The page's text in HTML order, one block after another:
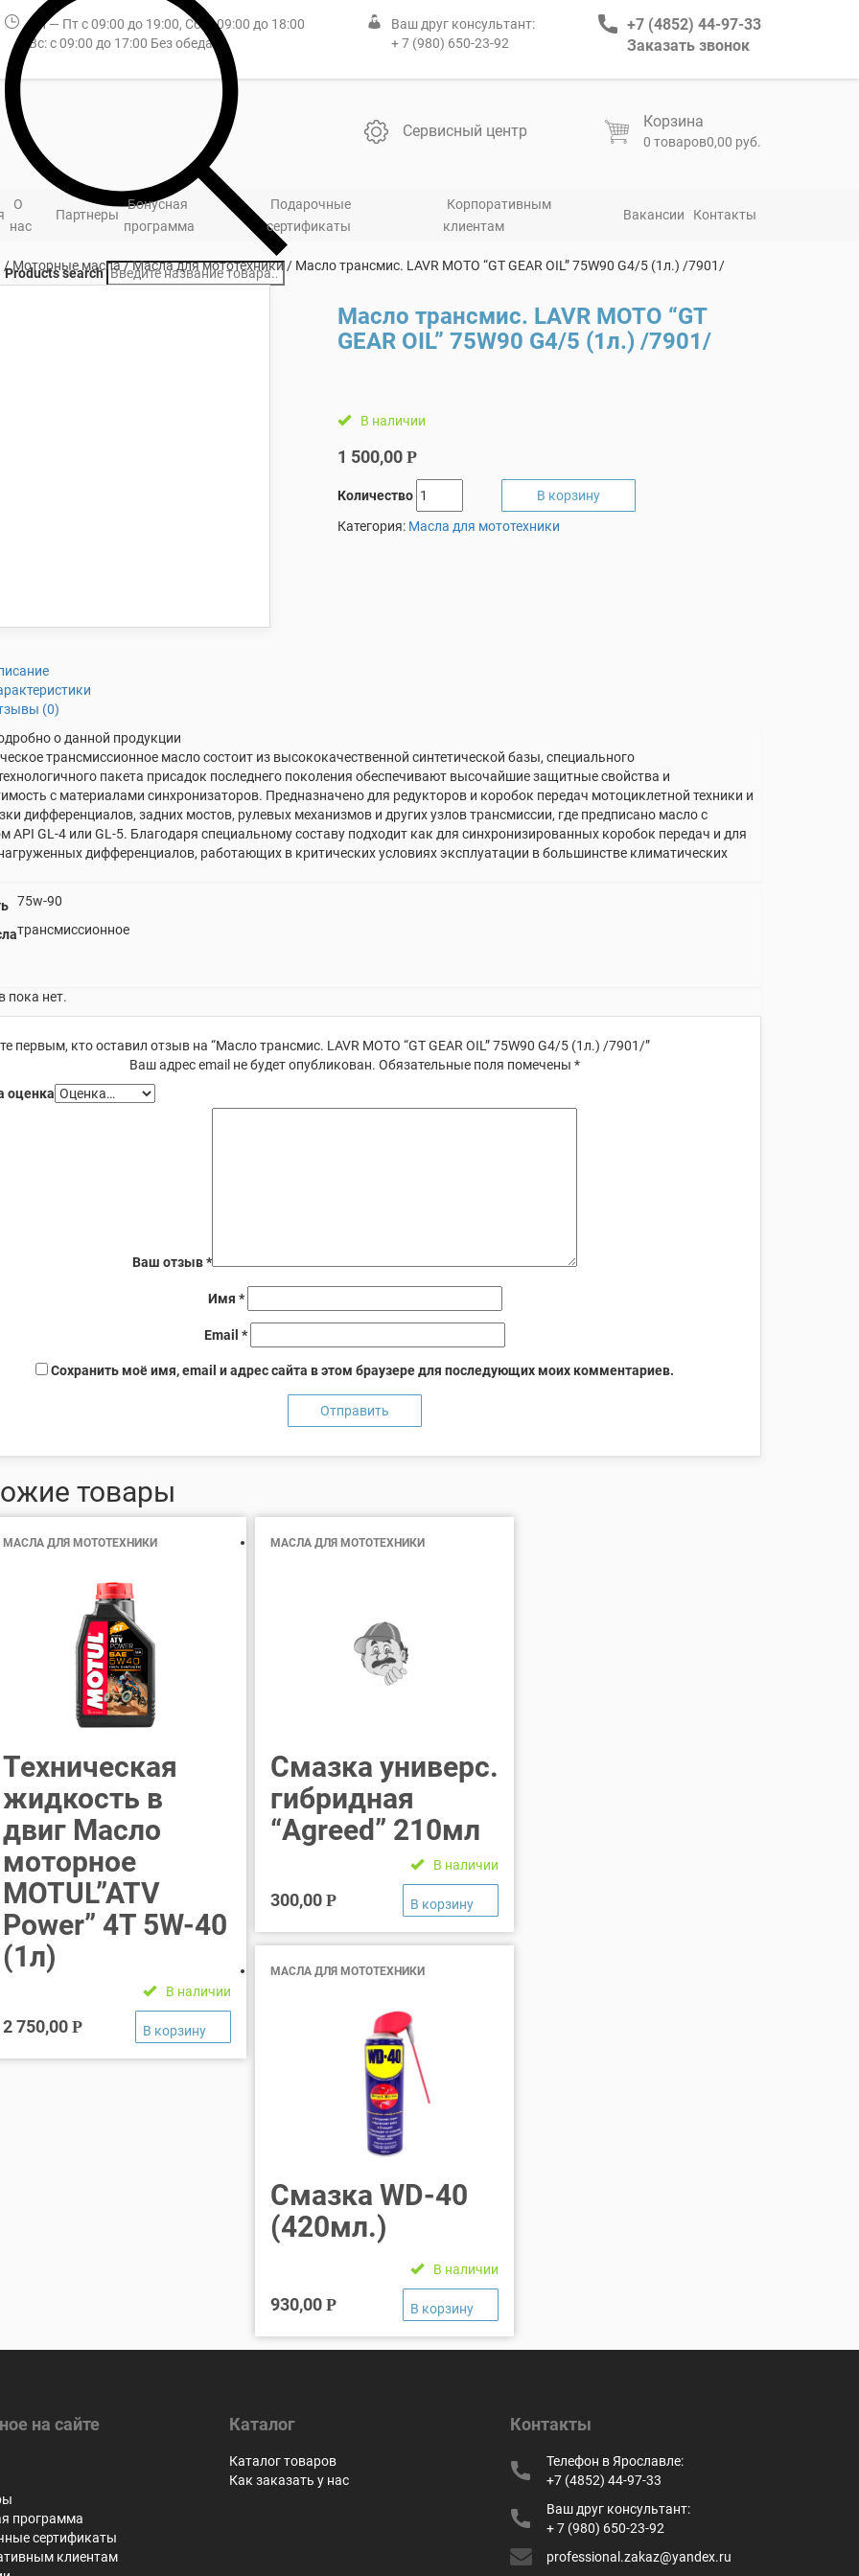
Пн — Пт с 09:00 до 19:00, Сб: с 09:00 до 18:00
Вс: с 09:00 до 17:00 Без обеда
Ваш друг консультант:
+ 7 (980) 650-23-92
+7 (4852) 44-97-33
Заказать звонок
Products search
Сервисный центр
Корзина
0 товаров0,00 руб.
О
нас
Партнеры
Бонусная
программа
Подарочные
сертификаты
Корпоративным
клиентам
Вакансии Контакты
/Моторные масла/Масла для мототехники/ Масло трансмис. LAVR МОТО “GT GEAR OIL” 75W90 G4/5 (1л.) /7901/
Масло трансмис. LAVR МОТО “GT
GEAR OIL” 75W90 G4/5 (1л.) /7901/
В наличии
1 500,00Р
Количество
В корзину
Категория: Масла для мототехники
(0)
о данной продукции
трансмиссионное масло состоит из высококачественной синтетической базы, специального
пакета присадок последнего поколения обеспечивают высочайшие защитные свойства и
с материалами синхронизаторов. Предназначено для редукторов и коробок передач мотоциклетной техники и
дифференциалов, задних мостов, рулевых механизмов и других узлов трансмиссии, где предписано масло c
API GL-4 или GL-5. Благодаря специальному составу подходит как для синхронизированных коробок передач и для
дифференциалов, работающих в критических условиях эксплуатации в большинстве климатических
75w-90
трансмиссионное
пока нет.
первым, кто оставил отзыв на “Масло трансмис. LAVR МОТО “GT GEAR OIL” 75W90 G4/5 (1л.) /7901/”
Ваш адрес email не будет опубликован. Обязательные поля помечены*
оценка
Ваш отзыв*
Имя *
Email*
Сохранить моё имя, email и адрес сайта в этом браузере для последующих моих комментариев.
товары
МАСЛА ДЛЯ МОТОТЕХНИКИ
Техническая
жидкость в
двиг Масло
моторное
MOTUL”ATV
Power” 4T 5W-40
(1л)
В наличии
2 750,00 Р
МАСЛА ДЛЯ МОТОТЕХНИКИ
Смазка универс.
гибридная
“Agreed” 210мл
В наличии
300,00Р
МАСЛА ДЛЯ МОТОТЕХНИКИ
Смазка WD-40
(420мл.)
В наличии
930,00Р
на сайте
программа
сертификаты
клиентам
Каталог
Каталог товаров
Как заказать у нас
Контакты
Телефон в Ярославле:
+7 (4852) 44-97-33
Ваш друг консультант:
+ 7 (980) 650-23-92
professional.zakaz@yandex.ru